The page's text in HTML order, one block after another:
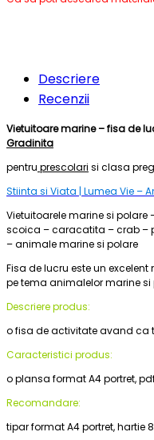
Descriere
Recenzii
Vietuitoare marine – fisa de
Gradinita
pentru prescolari si clasa
Stiinta si Viata | Lumea Vie –
Vietuitoarele marine si polare
scoica – caracatita – crab –
– animale marine si polare
Fisa de lucru este un
pe tema animalelor marine si
Descriere produs:
o fisa de activitate avand ca
Caracteristici produs:
o plansa format A4 portret,
Recomandare:
tipar format A4 portret, hartie